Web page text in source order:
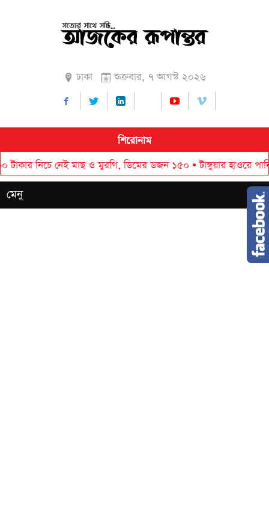
ঢাকা শুক্রবার, ৭ আগস্ট ২০২৬
শিরোনাম
নেই মাছ ও মুরগি, ডিমের ডজন ১৫০•টাঙ্গুয়ার হাওরে পানিতে
মেনু